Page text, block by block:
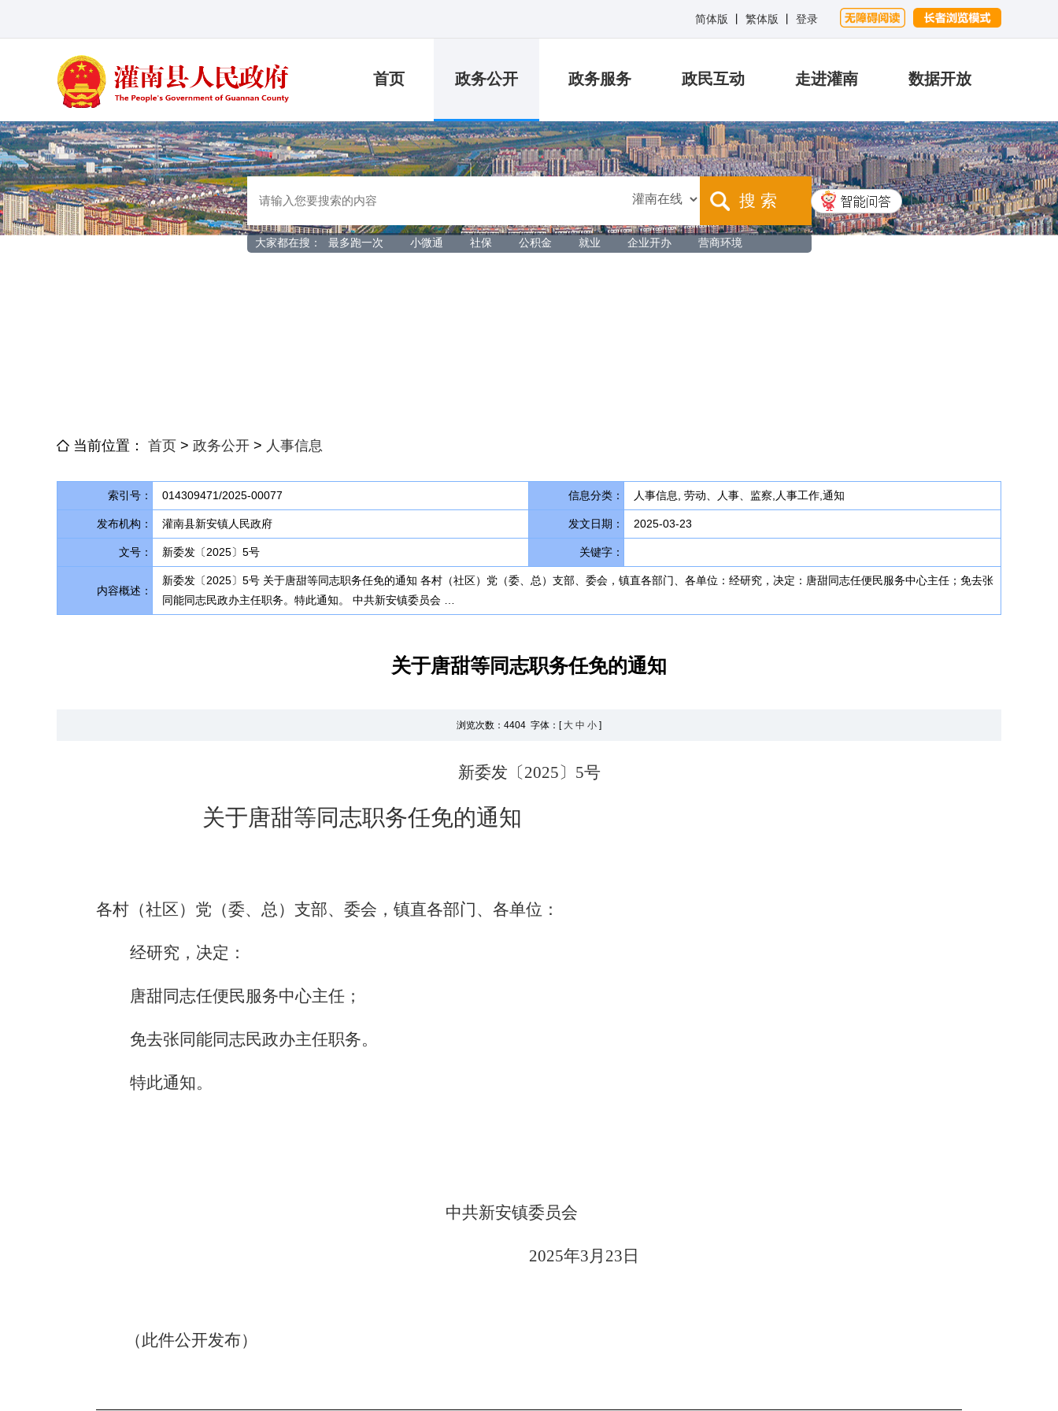
简体版 繁体版 登录
首页 政务公开 政务服务 政民互动 走进灌南 数据开放
搜 索
大家都在搜： 最多跑一次 小微通 社保 公积金 就业 企业开办 营商环境
当前位置： 首页 > 政务公开 > 人事信息
索引号： 014309471/2025-00077 信息分类： 人事信息, 劳动、人事、监察,人事工作,通知
发布机构： 灌南县新安镇人民政府 发文日期： 2025-03-23
文号： 新委发〔2025〕5号 关键字：
内容概述：
新委发〔2025〕5号 关于唐甜等同志职务任免的通知 各村（社区）党（委、总）支部、委会，镇直各部门、各单位：经研究，决定：唐甜同志任便民服务中心主任；免去张
同能同志民政办主任职务。特此通知。 中共新安镇委员会 …
关于唐甜等同志职务任免的通知
浏览次数： 4404 字体：[ 大 中 小 ]
新委发〔2025〕 5号
关于唐甜等同志职务任免的通知
各村（社区）党（委、总）支部、委会，镇直各部门、各单位：
经研究，决定：
唐甜同志任便民服务中心主任 ；
免去张同能同志民政办主任职务。
特此通知。
中共新安镇委员会
2025年3月 23 日
（此件公开发布）